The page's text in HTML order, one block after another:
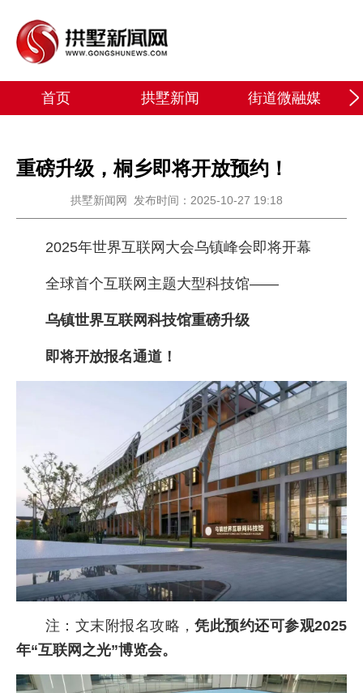
首页 拱墅新闻 街道微融媒
重磅升级，桐乡即将开放预约！
拱墅新闻网 发布时间：2025-10-27 19:18
2025年世界互联网大会乌镇峰会即将开幕
全球首个互联网主题大型科技馆——
乌镇世界互联网科技馆重磅升级
即将开放报名通道！
注：文末附报名攻略，凭此预约还可参观2025
年“互联网之光”博览会。